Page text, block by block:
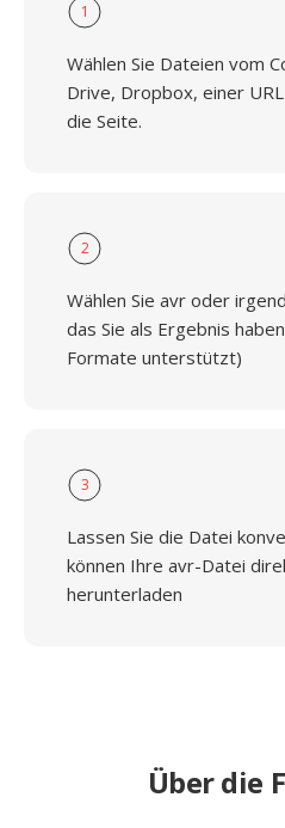
1
Wählen Sie Dateien vom
Drive, Dropbox, einer
die Seite.
2
Wählen Sie avr oder
das Sie als Ergebnis
Formate unterstützt)
3
Lassen Sie die Datei
können Ihre avr-Datei
herunterladen
Über die